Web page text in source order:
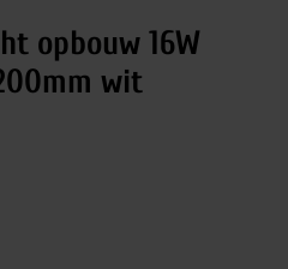
opbouw 16W
wit